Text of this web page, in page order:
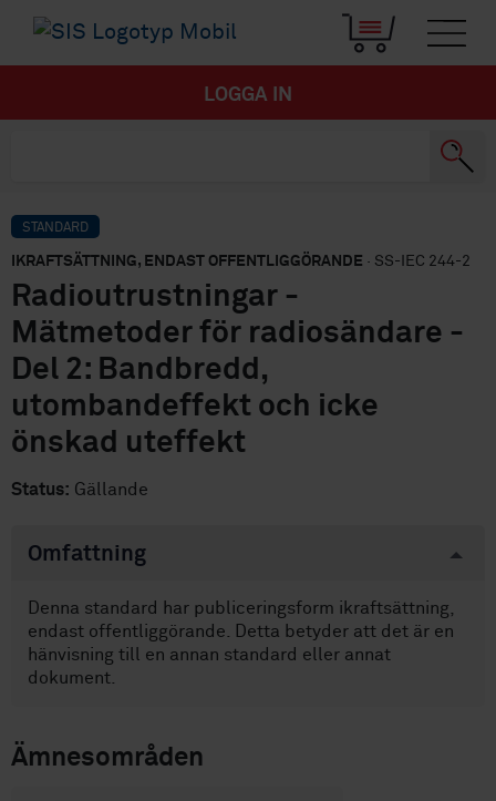
LOGGA IN
STANDARD
IKRAFTSÄTTNING, ENDAST OFFENTLIGGÖRANDE · SS-IEC 244-2
Radioutrustningar -
Mätmetoder för radiosändare -
Del 2: Bandbredd,
utombandeffekt och icke
önskad uteffekt
Status: Gällande
Omfattning
Denna standard har publiceringsform ikraftsättning,
endast offentliggörande. Detta betyder att det är en
hänvisning till en annan standard eller annat
dokument.
Ämnesområden